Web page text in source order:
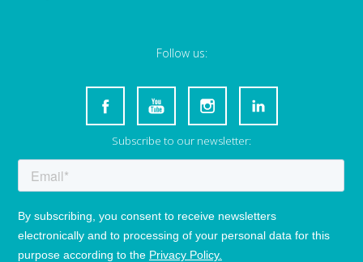
Follow us:
Subscribe to our newsletter: